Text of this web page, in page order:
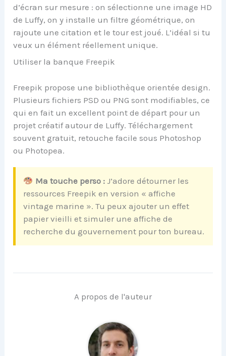
d’écran sur mesure : on sélectionne une image HD
de Luffy, on y installe un filtre géométrique, on
rajoute une citation et le tour est joué. L’idéal si tu
veux un élément réellement unique.
Utiliser la banque Freepik
Freepik propose une bibliothèque orientée design.
Plusieurs fichiers PSD ou PNG sont modifiables, ce
qui en fait un excellent point de départ pour un
projet créatif autour de Luffy. Téléchargement
souvent gratuit, retouche facile sous Photoshop
ou Photopea.
Ma touche perso :J’adore détourner les
ressources Freepik en version « affiche
vintage marine ». Tu peux ajouter un effet
papier vieilli et simuler une affiche de
recherche du gouvernement pour ton bureau.
A propos de l'auteur